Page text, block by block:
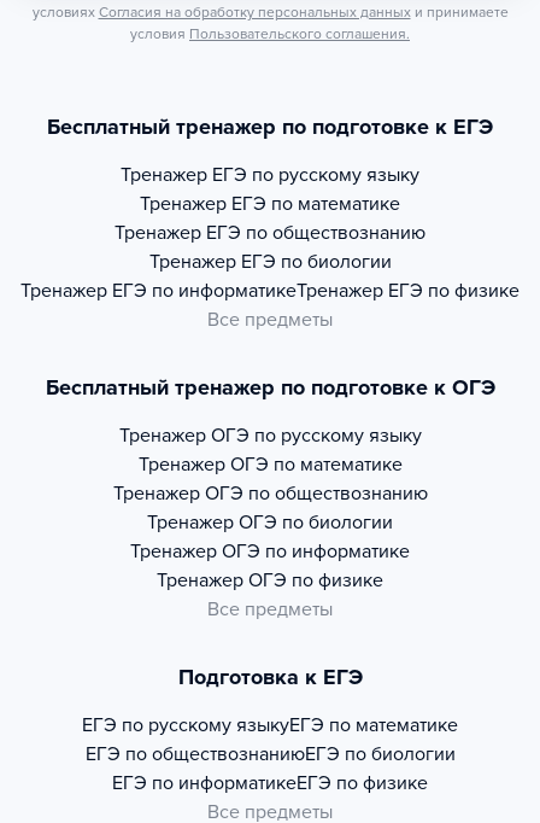
условиях Согласия на обработку персональных данных и принимаете
условия Пользовательского соглашения.
Бесплатный тренажер по подготовке к ЕГЭ
Тренажер ЕГЭ по русскому языку
Тренажер ЕГЭ по математике
Тренажер ЕГЭ по обществознанию
Тренажер ЕГЭ по биологии
Тренажер ЕГЭ по информатикеТренажер ЕГЭ по физике
Все предметы
Бесплатный тренажер по подготовке к ОГЭ
Тренажер ОГЭ по русскому языку
Тренажер ОГЭ по математике
Тренажер ОГЭ по обществознанию
Тренажер ОГЭ по биологии
Тренажер ОГЭ по информатике
Тренажер ОГЭ по физике
Все предметы
Подготовка к ЕГЭ
ЕГЭ по русскому языкуЕГЭ по математике
ЕГЭ по обществознаниюЕГЭ по биологии
ЕГЭ по информатикеЕГЭ по физике
Все предметы